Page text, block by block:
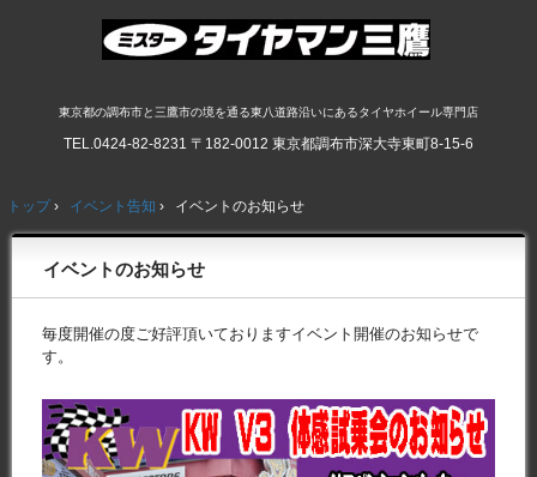
東京都の調布市と三鷹市の境を通る東八道路沿いにあるタイヤホイール専門店
TEL.0424-82-8231 〒182-0012 東京都調布市深大寺東町8-15-6
トップ › イベント告知 › イベントのお知らせ
イベントのお知らせ
毎度開催の度ご好評頂いておりますイベント開催のお知らせで
す。